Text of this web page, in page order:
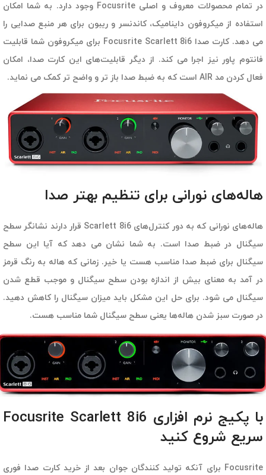
در تمام محصولات معروف و اصلی Focusrite وجود دارد. به شما امکان
استفاده از میکروفون داینامیک، کاندنسر و ریبون برای هر منبع صدایی را
می دهد. کارت صدا Focusrite Scarlett 8i6 برای میکروفون شما قابلیت
فانتوم پاور نیز اجرا می کند. از دیگر قابلیت‌های این کارت صدا، امکان
فعال کردن مد AIR است که به ضبط صدا باز تر و واضح تر کمک می نماید.
هاله‌های نورانی برای تنظیم بهتر صدا
هاله‌های نورانی که به دور کنترل‌های Scarlett 8i6 قرار دارند نشانگر سطح
سیگنال در ضبط صدا است. به شما نشان می دهد که آیا این سطح
سیگنال برای ضبط صدا مناسب هست یا خیر. زمانی که هاله به رنگ قرمز
در آمد به معنای بیش از اندازه بودن سطح سیگنال و موجب قطع شدن
سیگنال می شود. برای حل این مشکل باید میزان سیگنال را کاهش دهید.
در صورت سبز شدن هاله‌ها یعنی سطح سیگنال شما مناسب هست.
با پکیج نرم افزاری Focusrite Scarlett 8i6
سریع شروع کنید
Focusrite برای آنکه تولید کنندگان جوان بعد از خرید کارت صدا فوری